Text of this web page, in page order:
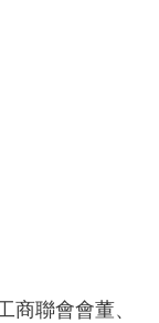
聯會會董、